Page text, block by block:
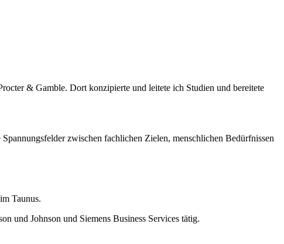
& Gamble. Dort konzipierte und leitete ich Studien und bereitete
zwischen fachlichen Zielen, menschlichen Bedürfnissen
Taunus.
und Johnson und Siemens Business Services tätig.